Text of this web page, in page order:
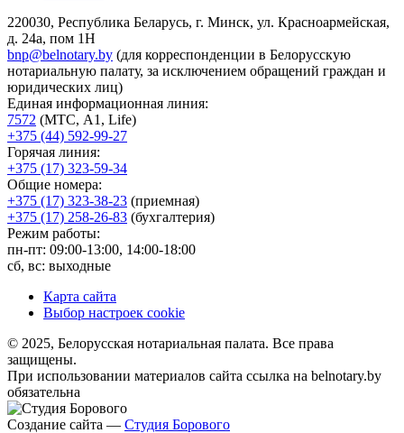
220030, Республика Беларусь, г. Минск, ул. Красноармейская,
д. 24а, пом 1Н
bnp@belnotary.by (для корреспонденции в Белорусскую
нотариальную палату, за исключением обращений граждан и
юридических лиц)
Единая информационная линия:
7572 (МТС, A1, Life)
+375 (44) 592-99-27
Горячая линия:
+375 (17) 323-59-34
Общие номера:
+375 (17) 323-38-23 (приемная)
+375 (17) 258-26-83 (бухгалтерия)
Режим работы:
пн-пт: 09:00-13:00, 14:00-18:00
сб, вс: выходные
Карта сайта
Выбор настроек cookie
© 2025, Белорусская нотариальная палата. Все права
защищены.
При использовании материалов сайта ссылка на belnotary.by
обязательна
Создание сайта — Студия Борового